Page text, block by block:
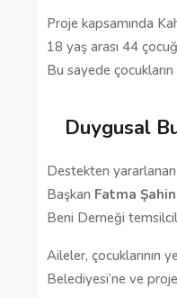
Proje kapsamında
18 yaş arası 44
Bu sayede
Duygusal
Destekten
Başkan Fatma Şahin
Beni Derneği
Aileler, çocuklarının
Belediyesi’ne ve